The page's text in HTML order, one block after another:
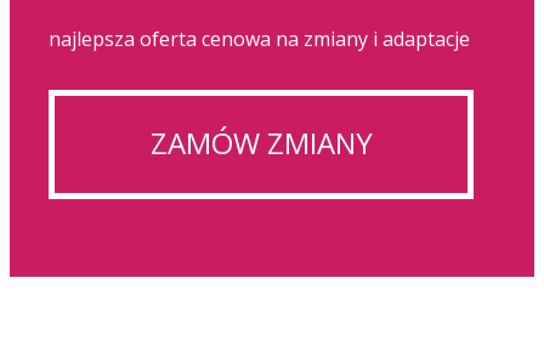
najlepsza oferta cenowa na zmiany i adaptacje
ZAMÓW ZMIANY